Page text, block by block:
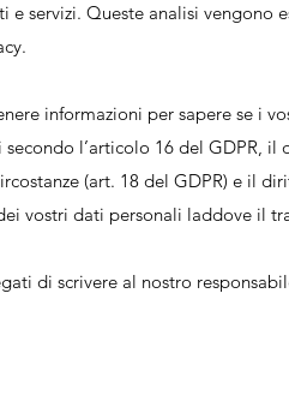
servizi. Queste analisi vengono
informazioni per sapere se i
l’articolo 16 del GDPR,
(art. 18 del GDPR) e il
vostri dati personali laddove il
di scrivere al nostro